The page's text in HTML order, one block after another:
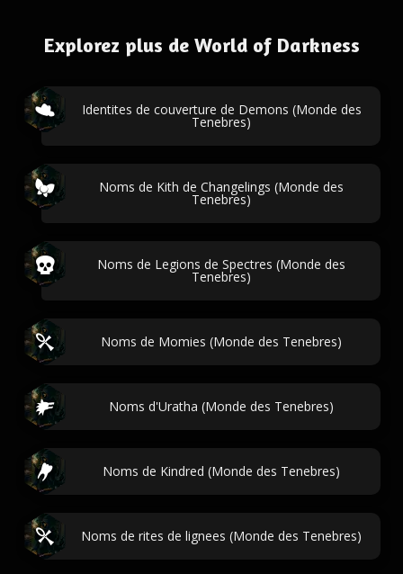
Explorez plus de World of Darkness
Identites de couverture de Demons (Monde des
Tenebres)
Noms de Kith de Changelings (Monde des
Tenebres)
Noms de Legions de Spectres (Monde des
Tenebres)
Noms de Momies (Monde des Tenebres)
Noms d'Uratha (Monde des Tenebres)
Noms de Kindred (Monde des Tenebres)
Noms de rites de lignees (Monde des Tenebres)